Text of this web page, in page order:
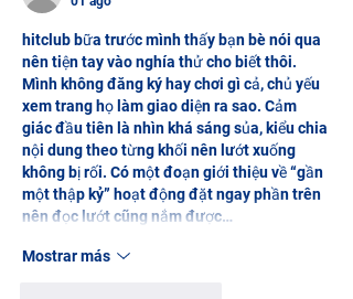
hitclub bữa trước mình thấy bạn bè nói qua
nên tiện tay vào nghía thử cho biết thôi.
Mình không đăng ký hay chơi gì cả, chủ yếu
xem trang họ làm giao diện ra sao. Cảm
giác đầu tiên là nhìn khá sáng sủa, kiểu chia
nội dung theo từng khối nên lướt xuống
không bị rối. Có một đoạn giới thiệu về “gần
một thập kỷ” hoạt động đặt ngay phần trên
nên đọc lướt cũng nắm được…
Mostrar más